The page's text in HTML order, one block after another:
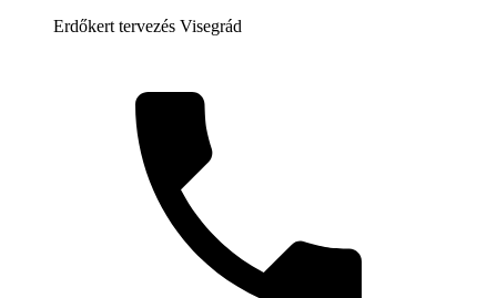
Erdőkert tervezés Visegrád